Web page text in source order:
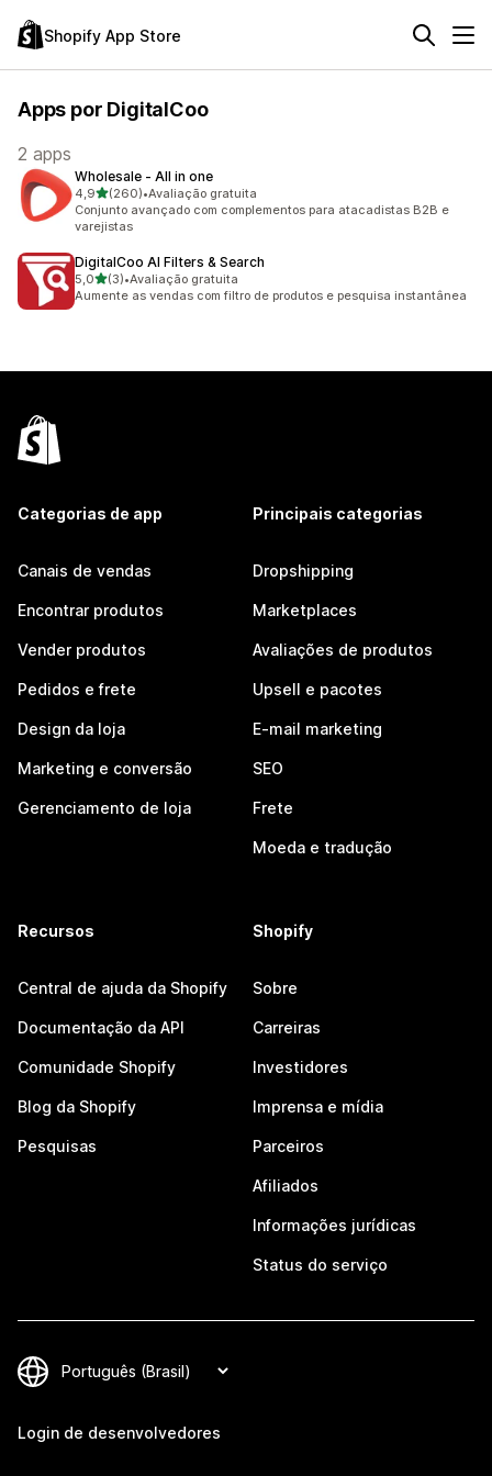
Shopify App Store
Apps por DigitalCoo
2 apps
Wholesale ‑ All in one
4,9de 5 estrelas
(260)
260 avaliações ao todo
•Avaliação gratuita
Conjunto avançado com complementos para atacadistas B2B e
varejistas
DigitalCoo AI Filters & Search
5,0de 5 estrelas
(3)
3 avaliações ao todo
•Avaliação gratuita
Aumente as vendas com filtro de produtos e pesquisa instantânea
Categorias de app
Canais de vendas
Encontrar produtos
Vender produtos
Pedidos e frete
Design da loja
Marketing e conversão
Gerenciamento de loja
Principais categorias
Dropshipping
Marketplaces
Avaliações de produtos
Upsell e pacotes
E-mail marketing
SEO
Frete
Moeda e tradução
Recursos
Central de ajuda da Shopify
Documentação da API
Comunidade Shopify
Blog da Shopify
Pesquisas
Shopify
Sobre
Carreiras
Investidores
Imprensa e mídia
Parceiros
Afiliados
Informações jurídicas
Status do serviço
Login de desenvolvedores